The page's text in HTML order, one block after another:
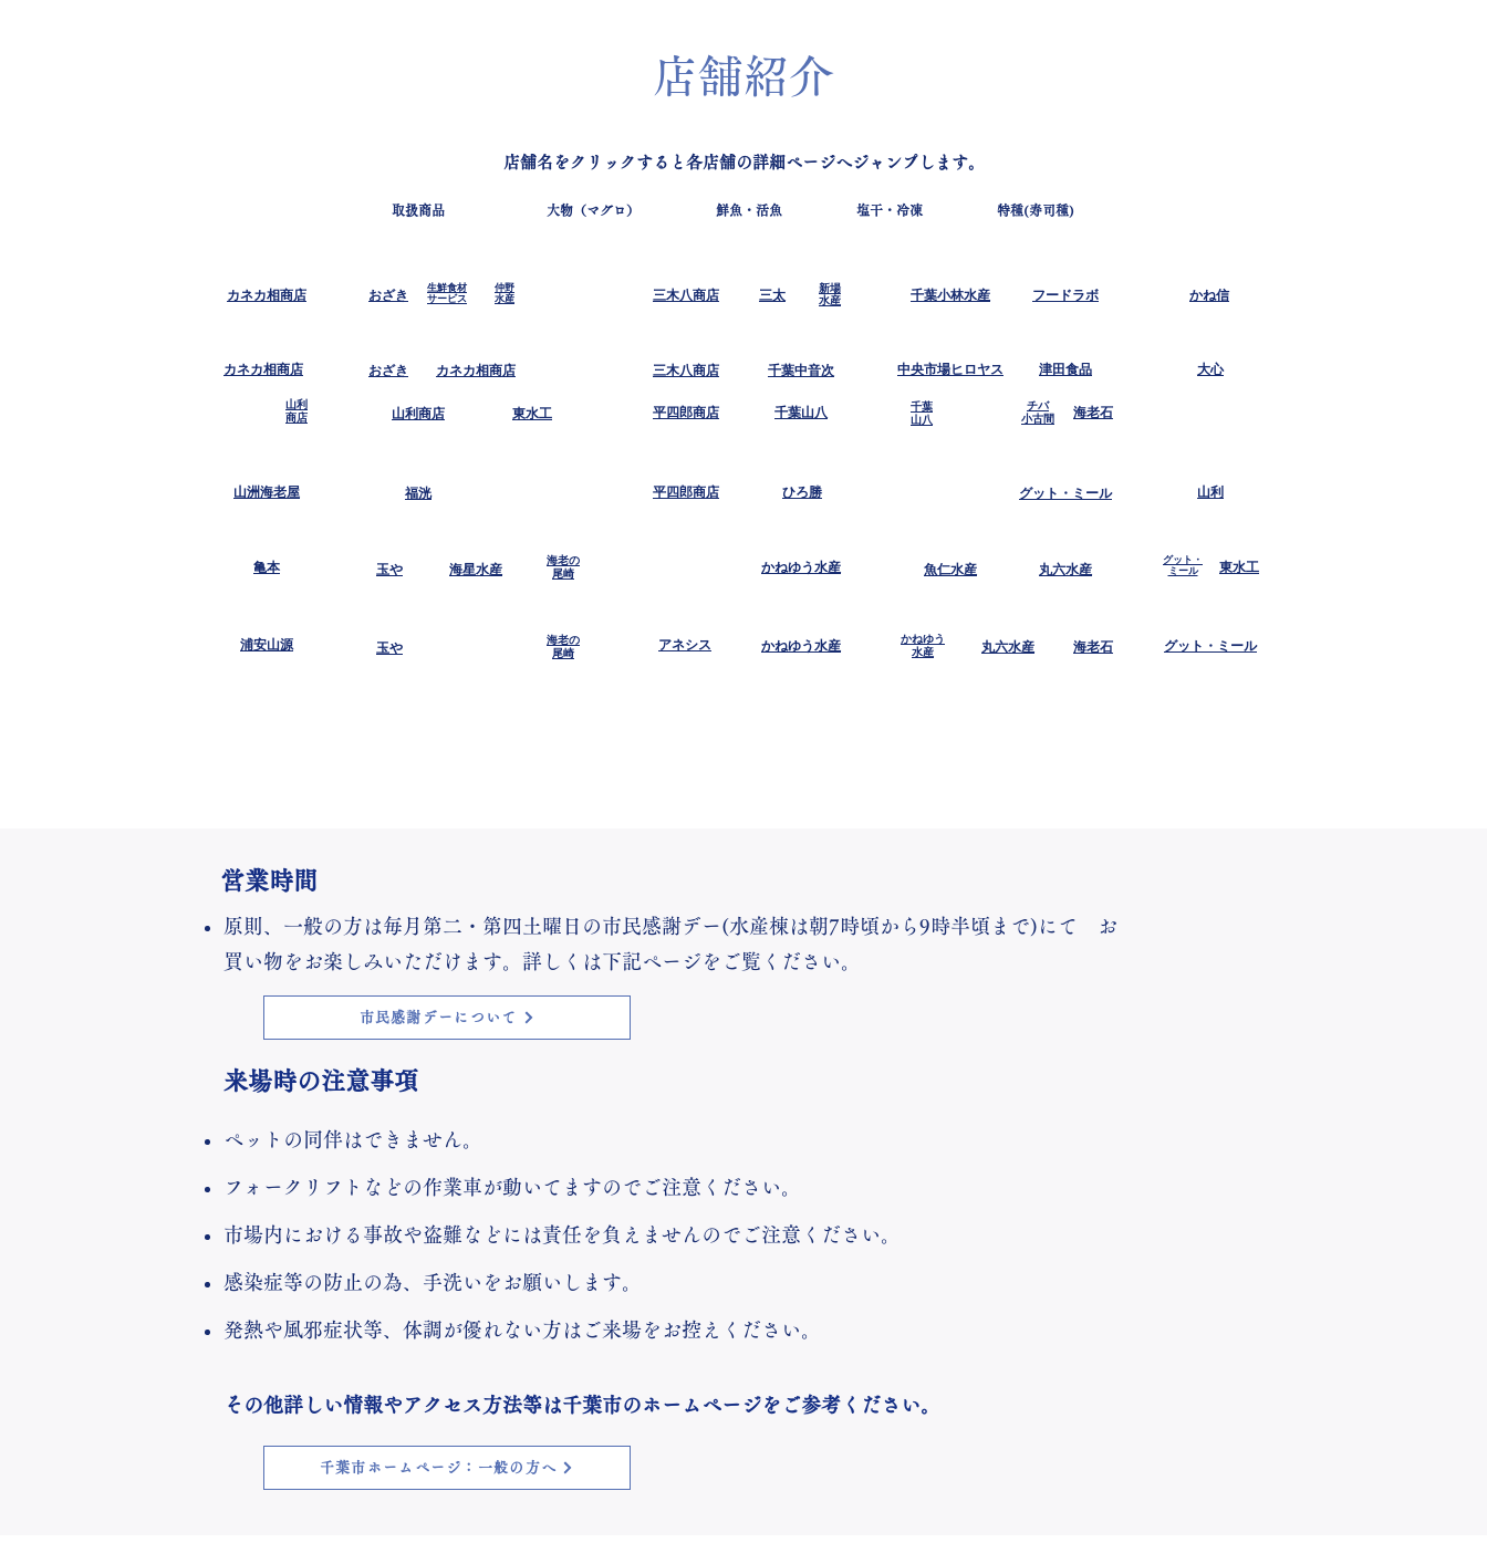
店舗紹介
店舗名をクリックすると各店舗の詳細ページへジャンプします。
取扱商品 大物（マグロ） 鮮魚・活魚 塩干・冷凍 特種(寿司種)
カネカ相商店
カネカ相商店
山利
商店
山洲海老屋
亀本
浦安山源
おざき 生鮮食材
サービス
仲野
​水産
おざき カネカ相商店
山利商店 東水工
福洸
玉や 海星水産
海老の
尾崎
玉や
海老の
尾崎
三木八商店 三太 新場
​水産
三木八商店 千葉中音次
平四郎商店 千葉山八
平四郎商店 ひろ勝
かねゆう水産
​アネシス かねゆう水産
千葉小林水産 フードラボ
中央市場ヒロヤス 津田食品
千葉
山八
チバ
​小古間
海老石
グット・ミール
​魚仁水産 丸六水産
かねゆう
水産
丸六水産 海老石
かね信
大心
山利
グット・
ミール 東水工
グット・ミール
営業時間
​原則、一般の方は毎月第二・第四土曜日の市民感謝デー(水産棟は朝7時頃から9時半頃まで)にて
お
買い物をお楽しみいただけます。詳しくは下記ページをご覧ください。
市民感謝デーについて
​来場時の注意事項
​ペットの同伴はできません。
​フォークリフトなどの作業車が動いてますのでご注意ください。
​市場内における事故や盗難などには責任を負えませんのでご注意ください。
​感染症等の防止の為、手洗いをお願いします。
​発熱や風邪症状等、体調が優れない方はご来場をお控えください。
​その他詳しい情報やアクセス方法等は千葉市のホームページをご参考ください。
千葉市ホームページ：一般の方へ